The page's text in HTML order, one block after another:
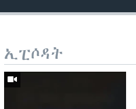
ኢፒሶዳት